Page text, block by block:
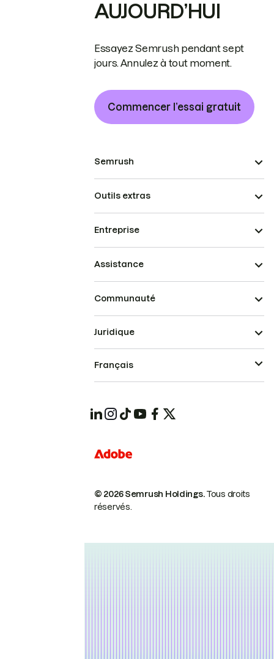
AUJOURD’HUI
Essayez Semrush pendant sept
jours. Annulez à tout moment.
Commencer l’essai gratuit
Semrush
Outils extras
Entreprise
Assistance
Communauté
© 2026 Semrush Holdings.Tous droits
réservés.
Juridique
Français